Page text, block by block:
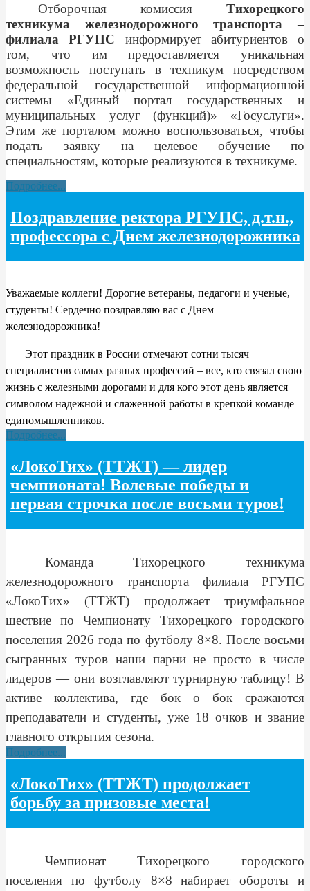
Отборочная комиссия Тихорецкого
техникума железнодорожного транспорта –
филиала РГУПС информирует абитуриентов о
том, что им предоставляется уникальная
возможность поступать в техникум посредством
федеральной государственной информационной
системы «Единый портал государственных и
муниципальных услуг (функций)» «Госуслуги».
Этим же порталом можно воспользоваться, чтобы
подать заявку на целевое обучение по
специальностям, которые реализуются в техникуме.
Подробнее...
Поздравление ректора РГУПС, д.т.н.,
профессора с Днем железнодорожника
Уважаемые коллеги! Дорогие ветераны, педагоги и ученые,
студенты! Сердечно поздравляю вас с Днем
железнодорожника!
Этот праздник в России отмечают сотни тысяч
специалистов самых разных профессий – все, кто связал свою
жизнь с железными дорогами и для кого этот день является
символом надежной и слаженной работы в крепкой команде
единомышленников.
Подробнее...
«ЛокоТих» (ТТЖТ) — лидер
чемпионата! Волевые победы и
первая строчка после восьми туров!
Команда Тихорецкого техникума
железнодорожного транспорта филиала РГУПС
«ЛокоТих» (ТТЖТ) продолжает триумфальное
шествие по Чемпионату Тихорецкого городского
поселения 2026 года по футболу 8×8. После восьми
сыгранных туров наши парни не просто в числе
лидеров — они возглавляют турнирную таблицу! В
активе коллектива, где бок о бок сражаются
преподаватели и студенты, уже 18 очков и звание
главного открытия сезона.
Подробнее...
«ЛокоТих» (ТТЖТ) продолжает
борьбу за призовые места!
Чемпионат Тихорецкого городского
поселения по футболу 8×8 набирает обороты и